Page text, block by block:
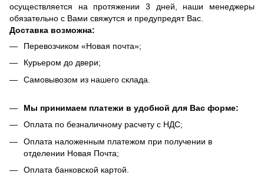
осуществляется на протяжении 3 дней, наши менеджеры
обязательно с Вами свяжутся и предупредят Вас.
Доставка возможна:
Перевозчиком «Новая почта»;
Курьером до двери;
Самовывозом из нашего склада.
Мы принимаем платежи в удобной для Вас форме:
Оплата по безналичному расчету с НДС;
Оплата наложенным платежом при получении в
отделении Новая Почта;
Оплата банковской картой.